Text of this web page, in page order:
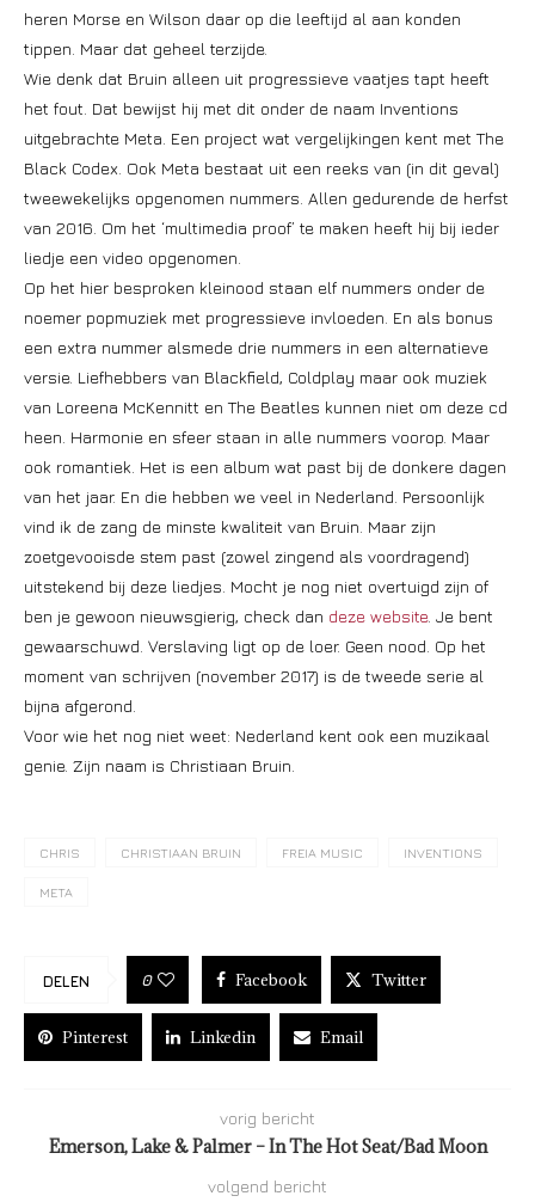
heren Morse en Wilson daar op die leeftijd al aan konden
tippen. Maar dat geheel terzijde.
Wie denk dat Bruin alleen uit progressieve vaatjes tapt heeft
het fout. Dat bewijst hij met dit onder de naam Inventions
uitgebrachte Meta. Een project wat vergelijkingen kent met The
Black Codex. Ook Meta bestaat uit een reeks van (in dit geval)
tweewekelijks opgenomen nummers. Allen gedurende de herfst
van 2016. Om het ‘multimedia proof’ te maken heeft hij bij ieder
liedje een video opgenomen.
Op het hier besproken kleinood staan elf nummers onder de
noemer popmuziek met progressieve invloeden. En als bonus
een extra nummer alsmede drie nummers in een alternatieve
versie. Liefhebbers van Blackfield, Coldplay maar ook muziek
van Loreena McKennitt en The Beatles kunnen niet om deze cd
heen. Harmonie en sfeer staan in alle nummers voorop. Maar
ook romantiek. Het is een album wat past bij de donkere dagen
van het jaar. En die hebben we veel in Nederland. Persoonlijk
vind ik de zang de minste kwaliteit van Bruin. Maar zijn
zoetgevooisde stem past (zowel zingend als voordragend)
uitstekend bij deze liedjes. Mocht je nog niet overtuigd zijn of
ben je gewoon nieuwsgierig, check dan deze website. Je bent
gewaarschuwd. Verslaving ligt op de loer. Geen nood. Op het
moment van schrijven (november 2017) is de tweede serie al
bijna afgerond.
Voor wie het nog niet weet: Nederland kent ook een muzikaal
genie. Zijn naam is Christiaan Bruin.
CHRIS CHRISTIAAN BRUIN FREIA MUSIC INVENTIONS
META
DELEN 0 Facebook Twitter
Pinterest Linkedin Email
vorig bericht
Emerson, Lake & Palmer – In The Hot Seat/Bad Moon
volgend bericht